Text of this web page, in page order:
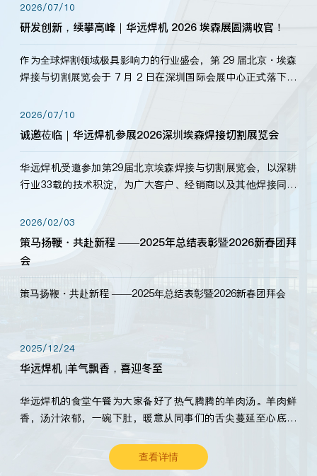
2026/07/10
研发创新，续攀高峰｜华远焊机 2026 埃森展圆满收官！
作为全球焊割领域极具影响力的行业盛会，第 29 届北京・埃森
焊接与切割展览会于 7 月 2 日在深圳国际会展中心正式落下帷
标准，持之以恒研发新产品、新技术。新老客户、行业伙伴、
海内外客户为目睹公司发布的新产…
2026/07/10
诚邀莅临｜华远焊机参展2026深圳埃森焊接切割展览会
华远焊机受邀参加第29届北京埃森焊接与切割展览会，以深耕
行业33载的技术积淀，为广大客户、经销商以及其他焊接同仁
2026/02/03
策马扬鞭・共赴新程 ——2025年总结表彰暨2026新春团拜
会
策马扬鞭・共赴新程 ——2025年总结表彰暨2026新春团拜会
2025/12/24
华远焊机 |羊气飘香，喜迎冬至
华远焊机的食堂午餐为大家备好了热气腾腾的羊肉汤。羊肉鲜
香，汤汁浓郁，一碗下肚，暖意从同事们的舌尖蔓延至心底。
查看详情